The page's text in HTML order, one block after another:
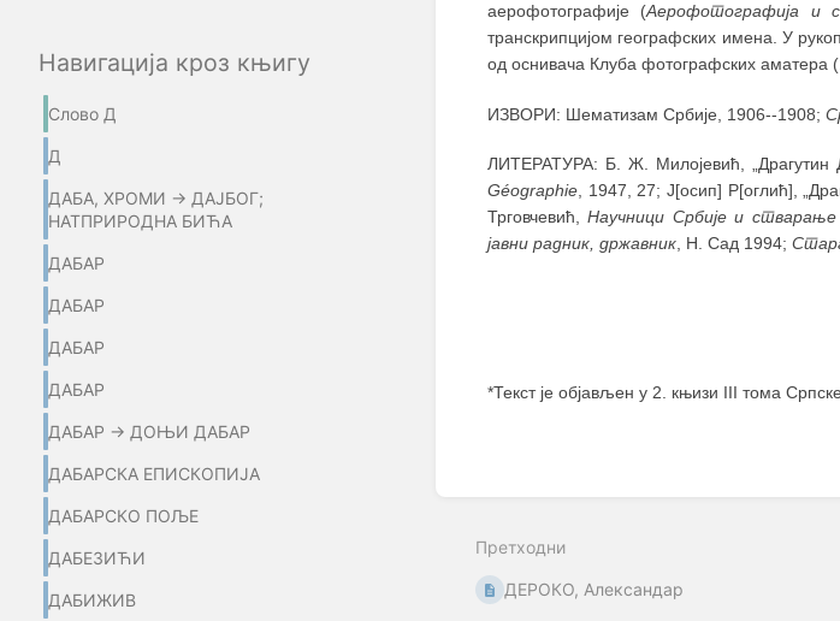
Навигација кроз књигу
Слово Д
Д
ДАБА, ХРОМИ → ДАЈБОГ;
НАТПРИРОДНА БИЋА
ДАБАР
ДАБАР
ДАБАР
ДАБАР
ДАБАР → ДОЊИ ДАБАР
ДАБАРСКА ЕПИСКОПИЈА
ДАБАРСКО ПОЉЕ
ДАБЕЗИЋИ
ДАБИЖИВ
аерофотографије (Аерофотографија и
транскрипцијом географских имена. У
од оснивача Клуба фотографских аматера
ИЗВОРИ: Шематизам Србије, 1906--1908;
ЛИТЕРАТУРА: Б. Ж. Милојевић, „Драгутин
Géographie , 1947, 27; Ј[осип] Р[оглић],
Трговчевић,Научници Србије и стварање
јавни радник, државник , Н. Сад 1994;
*Текст је објављен у 2. књизи III тома
mode
Претходни
ДЕРОКО, Александар